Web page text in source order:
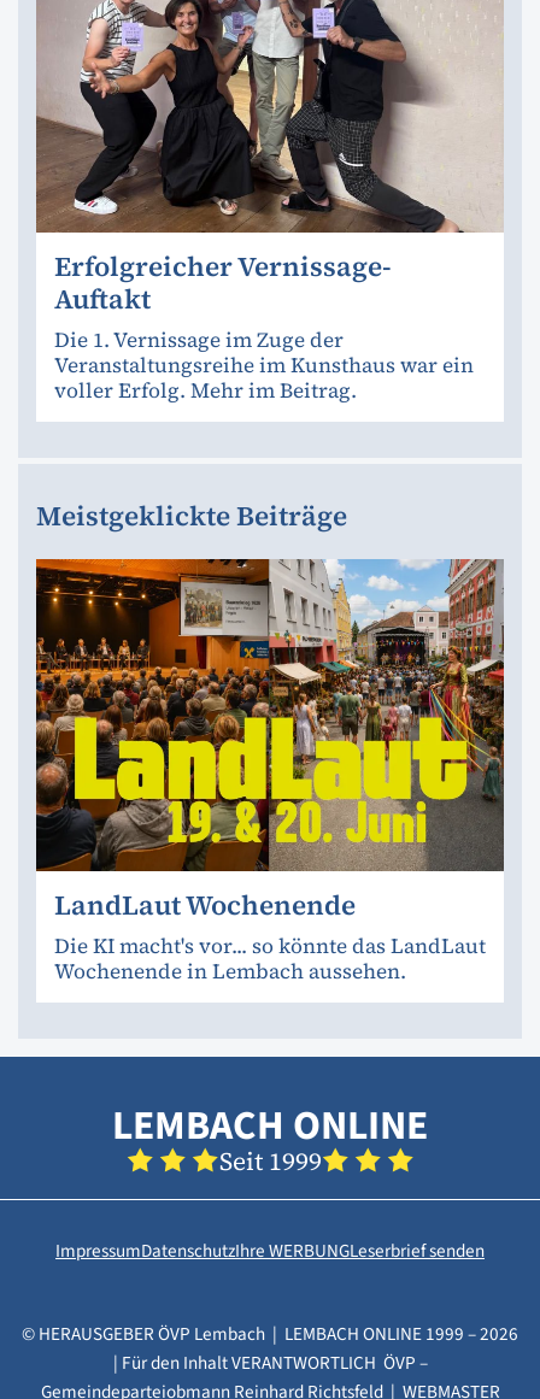
Erfolgreicher Vernissage-
Auftakt
Die 1. Vernissage im Zuge der
Veranstaltungsreihe im Kunsthaus war ein
voller Erfolg. Mehr im Beitrag.
Meistgeklickte Beiträge
LandLaut Wochenende
Die KI macht's vor... so könnte das LandLaut
Wochenende in Lembach aussehen.
LEMBACH ONLINE
Seit 1999
ImpressumDatenschutzIhre WERBUNGLeserbrief senden
© HERAUSGEBER ÖVP Lembach | LEMBACH ONLINE 1999 – 2026
| Für den Inhalt VERANTWORTLICH ÖVP –
Gemeindeparteiobmann Reinhard Richtsfeld | WEBMASTER